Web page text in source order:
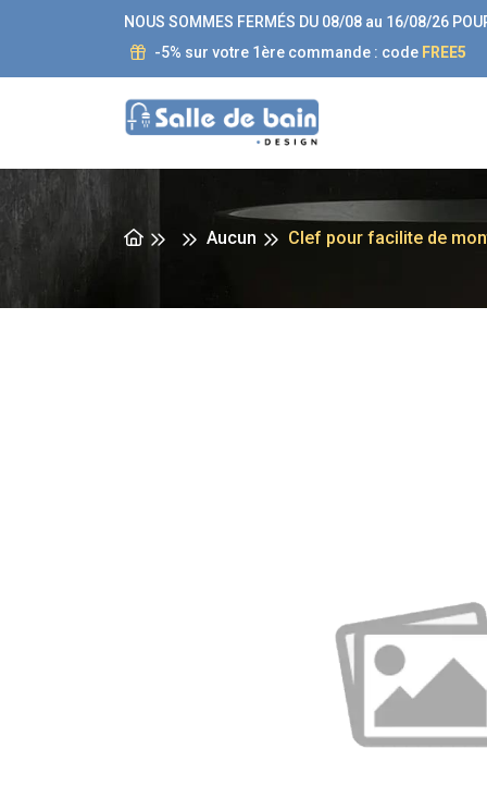
NOUS SOMMES FERMÉS DU 08/08 au 16/08/26
-5% sur votre 1ère commande : code FREE5
Aucun Clef pour facilite de